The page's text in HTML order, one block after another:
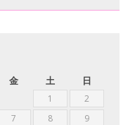
金 土 日
1
2
7 8
9